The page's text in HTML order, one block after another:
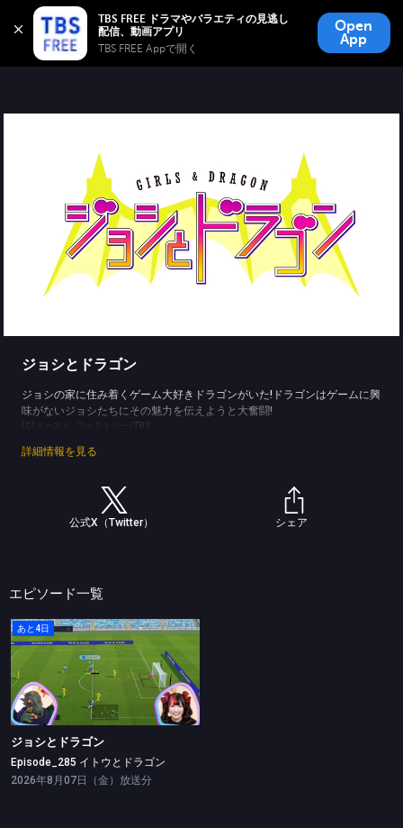
TBS FREE ドラマやバラエティの見逃し
TBS FREE Appで開く
Open
App
TBS FREE
無料見逃し配信
ジョシとドラゴン
ジョシの家に住み着くゲーム大好きドラゴンがいた!ドラゴンはゲームに興
味がないジョシたちにその魅力を伝えようと大奮闘!
(C)イースト･ファクトリー/TBS
詳細情報を見る
公式X（Twitter） シェア
エピソード一覧
あと4日
ジョシとドラゴン
Episode_285 イトウとドラゴン
ジョシとドラゴン
Episode_285 イトウとドラゴン
2026年8月07日（金）放送分